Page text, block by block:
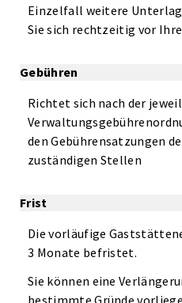
Einzelfall weitere
Sie sich rechtzeitig vor
Gebühren
Richtet sich nach der
den Gebührensatzungen
zuständigen Stellen
Frist
Die vorläufige
3 Monate befristet.
Sie können eine
bestimmte Gründe